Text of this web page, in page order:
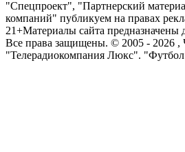
"Спецпроект", "Партнерский
компаний" публикуем на правах
21+Материалы сайта предназначены
Все права защищены. © 2005 - 2026 ,
"Телерадиокомпания Люкс".